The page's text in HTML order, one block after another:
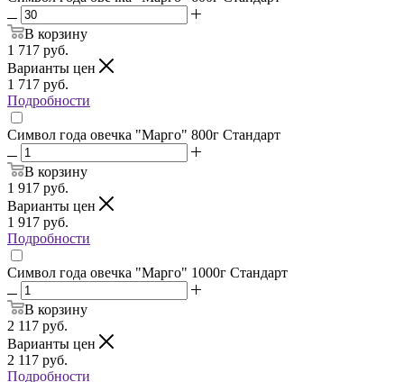
В корзину
1 717 руб.
Варианты цен
1 717 руб.
Подробности
Символ года овечка "Марго" 800г Стандарт
В корзину
1 917 руб.
Варианты цен
1 917 руб.
Подробности
Символ года овечка "Марго" 1000г Стандарт
В корзину
2 117 руб.
Варианты цен
2 117 руб.
Подробности